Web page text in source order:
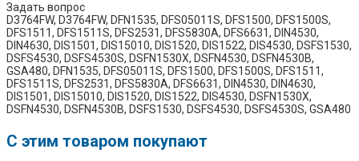
Задать вопрос
D3764FW, D3764FW, DFN1535, DFS05011S, DFS1500, DFS1500S,
DFS1511, DFS1511S, DFS2531, DFS5830A, DFS6631, DIN4530,
DIN4630, DIS1501, DIS15010, DIS1520, DIS1522, DIS4530, DSFS1530,
DSFS4530, DSFS4530S, DSFN1530X, DSFN4530, DSFN4530B,
GSA480, DFN1535, DFS05011S, DFS1500, DFS1500S, DFS1511,
DFS1511S, DFS2531, DFS5830A, DFS6631, DIN4530, DIN4630,
DIS1501, DIS15010, DIS1520, DIS1522, DIS4530, DSFN1530X,
DSFN4530, DSFN4530B, DSFS1530, DSFS4530, DSFS4530S, GSA480
C этим товаром покупают